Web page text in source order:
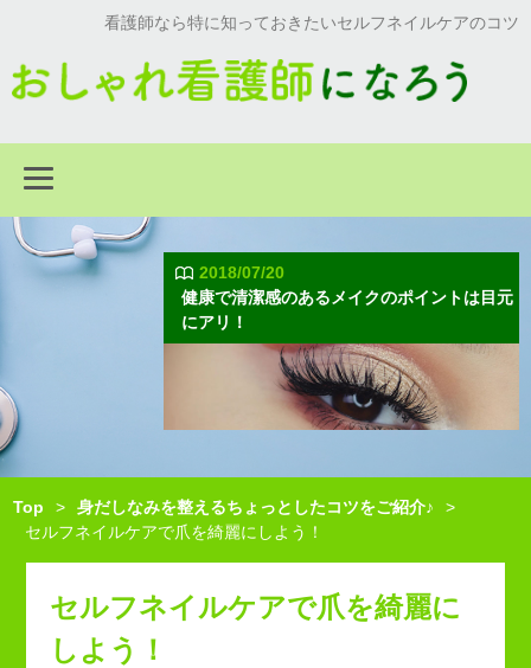
看護師なら特に知っておきたいセルフネイルケアのコツ
2018/07/20
健康で清潔感のあるメイクのポイントは目元
にアリ！
Top > 身だしなみを整えるちょっとしたコツをご紹介♪
>
セルフネイルケアで爪を綺麗にしよう！
セルフネイルケアで爪を綺麗に
しよう！